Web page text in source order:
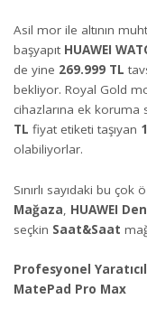
Asil mor ile altının
başyapıt HUAWEI
de yine 269.999 TL
bekliyor. Royal Gold
cihazlarına ek koruma
TL fiyat etiketi taşıyan
olabiliyorlar.
Sınırlı sayıdaki bu
Mağaza HUAWEI
seçkin Saat&Saat
Profesyonel
MatePad Pro Max